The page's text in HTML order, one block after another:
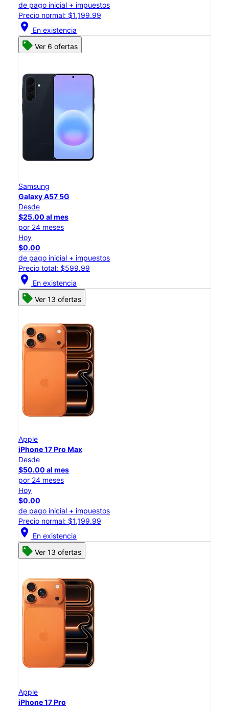
de pago inicial + impuestos
Precio normal: $1,199.99
location_on En existencia
Ver 6 ofertas
Samsung
Galaxy A57 5G
Desde
$25.00 al mes
por 24 meses
Hoy
$0.00
de pago inicial + impuestos
Precio total: $599.99
location_on En existencia
Ver 13 ofertas
Apple
iPhone 17 Pro Max
Desde
$50.00 al mes
por 24 meses
Hoy
$0.00
de pago inicial + impuestos
Precio normal: $1,199.99
location_on En existencia
Ver 13 ofertas
Apple
iPhone 17 Pro